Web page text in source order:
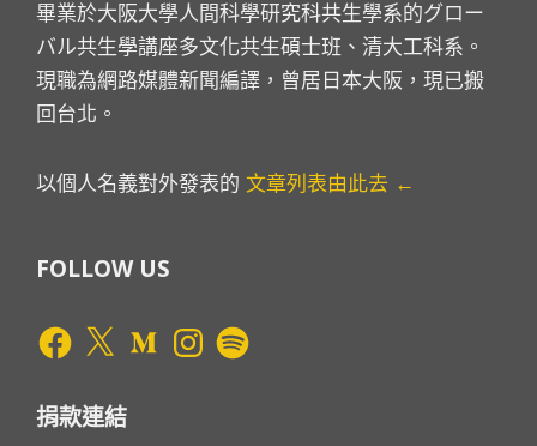
畢業於大阪大學人間科學研究科共生學系的グロー
バル共生學講座多文化共生碩士班、清大工科系。
現職為網路媒體新聞編譯，曾居日本大阪，現已搬
回台北。
以個人名義對外發表的 文章列表由此去 ←
FOLLOW US
Facebook
X MediumInstagram
Spotify
捐款連結